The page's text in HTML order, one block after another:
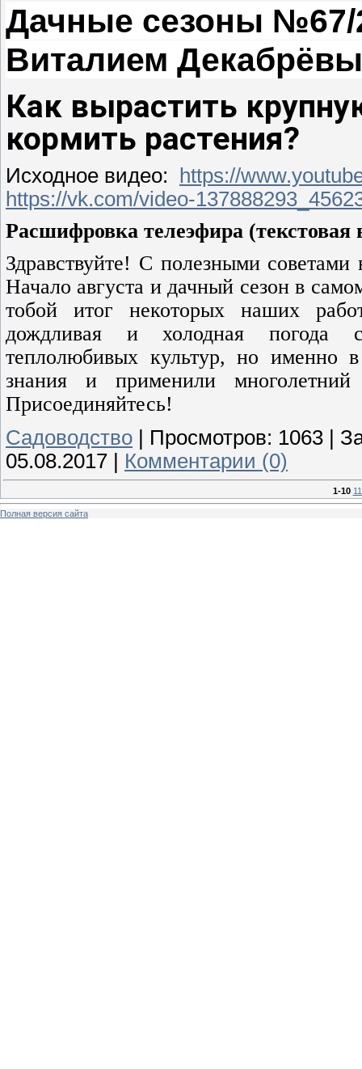
Дачные сезоны №67/2
Виталием
Как вырастить
кормить растения?
Исходное видео: https://
https://vk.com/video-
Расшифровка телеэфира (текстовая
Здравствуйте! С полезными
Начало августа и дачный сезон в
тобой итог некоторых наших
дождливая и холодная погода
теплолюбивых культур, но именно
знания и применили
Присоединяйтесь!
Садоводство | Просмотров: 1063 |
05.08.2017 | Комментарии (0)
1-10
Полная версия сайта